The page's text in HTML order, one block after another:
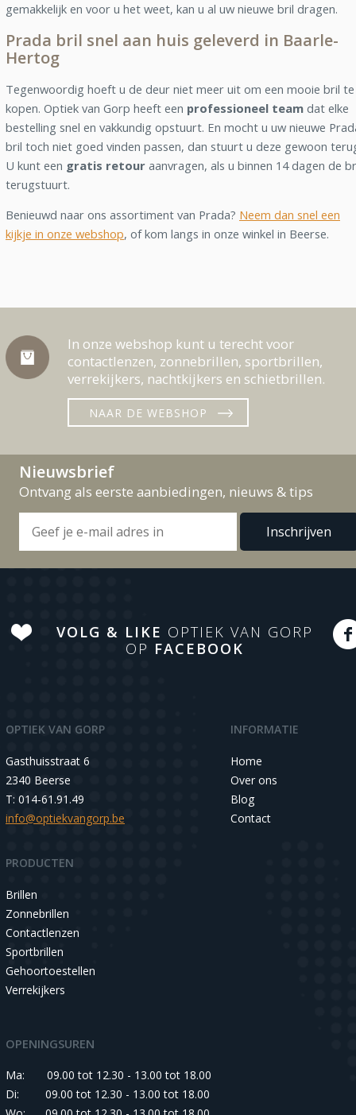
gemakkelijk en voor u het weet, kan u al uw nieuwe bril dragen.
Prada bril snel aan huis geleverd in Baarle-
Hertog
Tegenwoordig hoeft u de deur niet meer uit om een mooie bril te
kopen. Optiek van Gorp heeft een professioneel team dat elke
bestelling snel en vakkundig opstuurt. En mocht u uw nieuwe
bril toch niet goed vinden passen, dan stuurt u deze gewoon
U kunt een gratis retour aanvragen, als u binnen 14 dagen de
terugstuurt.
Benieuwd naar ons assortiment van Prada? Neem dan snel een
kijkje in onze webshop, of kom langs in onze winkel in Beerse.
In onze webshop kunt u terecht voor
contactlenzen, zonnebrillen, sportbrillen,
verrekijkers, nachtkijkers en schietbrillen.
NAAR DE WEBSHOP
Nieuwsbrief
Ontvang als eerste aanbiedingen, nieuws & tips
VOLG & LIKE OPTIEK VAN GORP
OP FACEBOOK
OPTIEK VAN GORP
Gasthuisstraat 6
2340 Beerse
T: 014-61.91.49
info@optiekvangorp.be
INFORMATIE
Home
Over ons
Blog
Contact
PRODUCTEN
Brillen
Zonnebrillen
Contactlenzen
Sportbrillen
Gehoortoestellen
Verrekijkers
OPENINGSUREN
Ma:
09.00 tot 12.30 - 13.00 tot 18.00
Di:
09.00 tot 12.30 - 13.00 tot 18.00